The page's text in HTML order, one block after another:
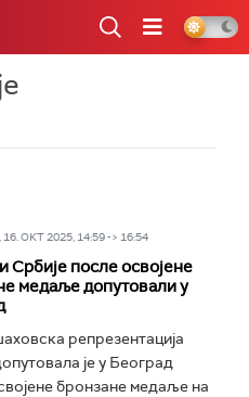
ОКТ 2025, 14:59 -> 16:54
Србије после освојене
медаље допутовали у
репрезентација
је у Београд
бронзане медаље на